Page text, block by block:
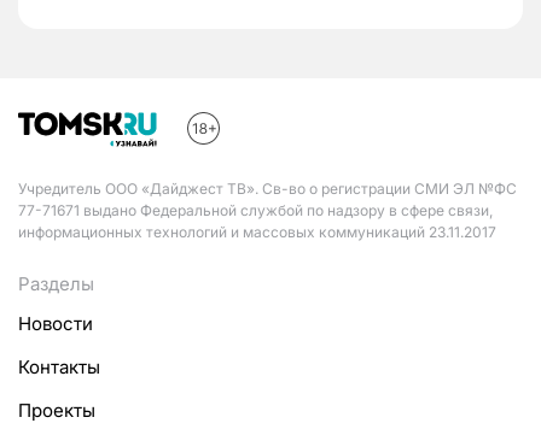
Учредитель ООО «Дайджест ТВ». Св-во о регистрации СМИ ЭЛ №ФС
77-71671 выдано Федеральной службой по надзору в сфере связи,
информационных технологий и массовых коммуникаций 23.11.2017
Разделы
Новости
Контакты
Проекты